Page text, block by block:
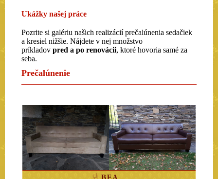
Ukážky našej práce
Pozrite si galériu našich realizácií prečalúnenia sedačiek
a kresiel nižšie. Nájdete v nej množstvo
príkladov pred a po renovácii, ktoré hovoria samé za
seba.
Prečalúnenie